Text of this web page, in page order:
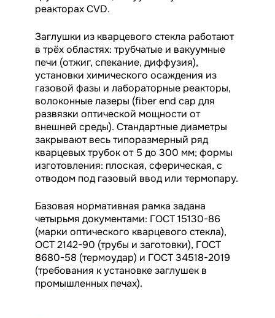
реакторах CVD.
Заглушки из кварцевого стекла работают
в трёх областях: трубчатые и вакуумные
печи (отжиг, спекание, диффузия),
установки химического осаждения из
газовой фазы и лабораторные реакторы,
волоконные лазеры (fiber end cap для
развязки оптической мощности от
внешней среды). Стандартные диаметры
закрывают весь типоразмерный ряд
кварцевых трубок от 5 до 300 мм; формы
изготовления: плоская, сферическая, с
отводом под газовый ввод или термопару.
Базовая нормативная рамка задана
четырьмя документами: ГОСТ 15130-86
(марки оптического кварцевого стекла),
ОСТ 2142-90 (трубы и заготовки), ГОСТ
8680-58 (термоудар) и ГОСТ 34518-2019
(требования к установке заглушек в
промышленных печах).